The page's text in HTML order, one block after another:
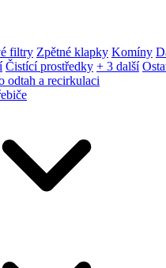
filtry Zpětné klapky Komíny
Čistící prostředky + 3 další
odtah a recirkulaci